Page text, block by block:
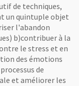
de techniques,
un quintuple objet
l'abandon
b)contribuer à la
le stress et en
des émotions
de
et améliorer les